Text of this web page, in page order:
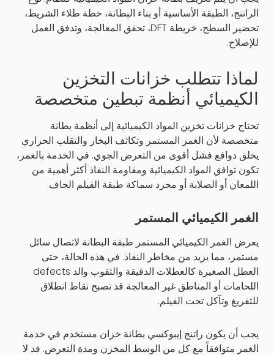
الراتنج، الطبقة الأساسية أو بناء البطانة، خطة طلاء الشريط،
تحضير السطح، خريطة DFT، تحقق المعالجة، وتدفق العمل
للإصلاح.
لماذا تتطلب خزانات التخزين
الكيميائي أنظمة تبطين متخصصة
تحتاج خزانات تخزين المواد الكيميائية إلى أنظمة بطانة
متخصصة لأن الغمر المستمر وتكاثف البخار والتقلب الحراري
يخلق دوافع فشل أقوى من التعرض الجوي. في الخدمة بالغمر،
تكون توافق المواد الكيميائية ومقاومة النفاذ أكثر أهمية من
اللمعان أو الصلابة أو مجرد سماكة طبقة الفيلم الجاف.
الغمر الكيميائي المستمر
يعرض الغمر الكيميائي المستمر طبقة البطانة لاتصال سائل
مستمر، مما يزيد من مخاطر النفاذ. في هذه الحالة، حتى
العطل الصغيرة كالعطلات الدقيقة والثقوب والد defects
اللحامات أو المناطق غير المعالجة قد تصبح نقاط انطلاق
للتفريغ وتآكل تحت الفيلم.
يجب أن يكون راتنج إيبوكسي بطانة خزان مستخدم في خدمة
الغمر متوافقاً مع كل من الوسط المخزن ومدة التعرض. قد لا